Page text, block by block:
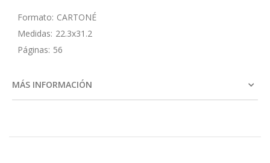
Formato: CARTONÉ
Medidas: 22.3x31.2
Páginas: 56
MÁS INFORMACIÓN